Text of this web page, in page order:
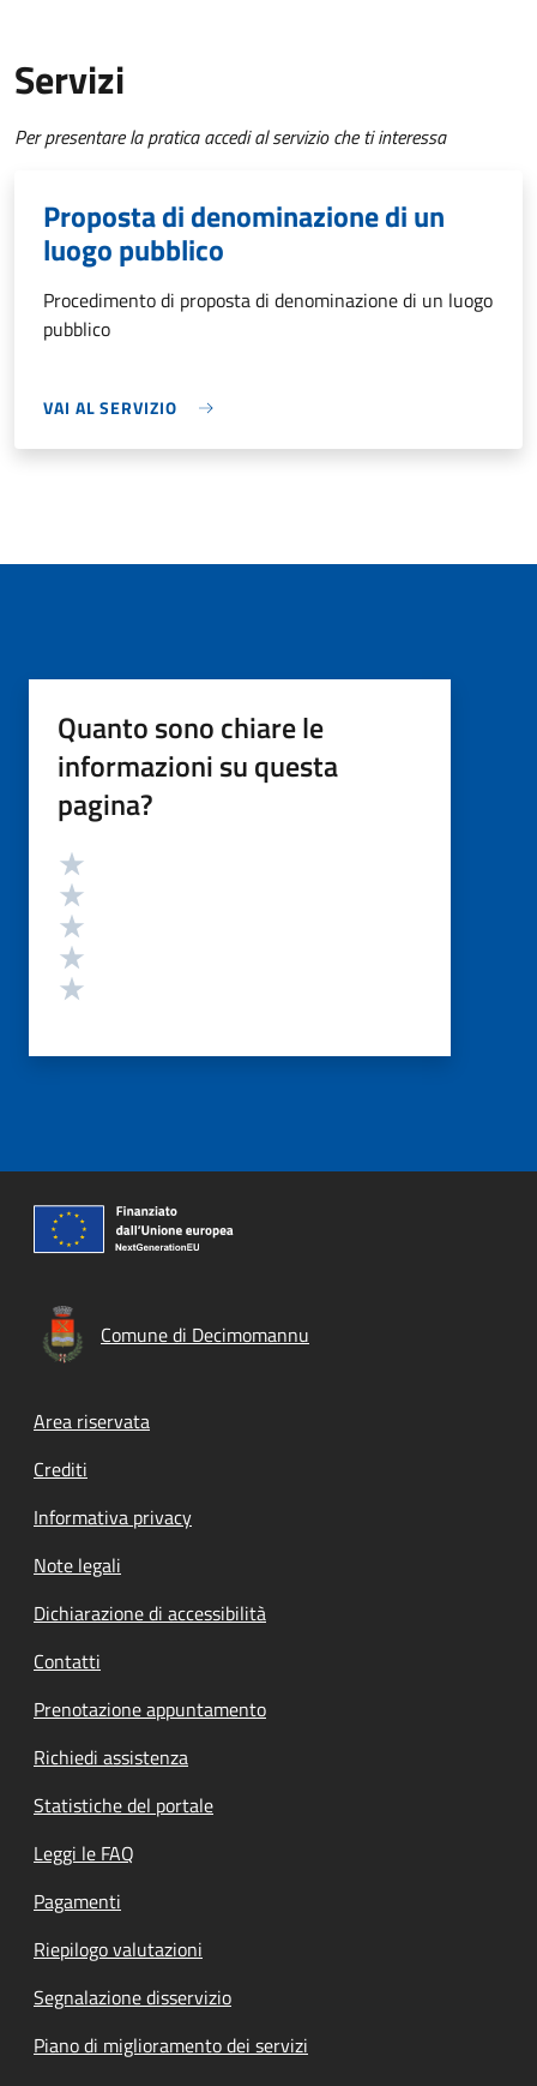
Servizi
Per presentare la pratica accedi al servizio che ti interessa
Proposta di denominazione di un
luogo pubblico
Procedimento di proposta di denominazione di un luogo
pubblico
VAI AL SERVIZIO
Quanto sono chiare le
informazioni su questa
pagina?
Valutazione
Comune di Decimomannu
Footer menu
Area riservata
Crediti
Informativa privacy
Note legali
Dichiarazione di accessibilità
Contatti
Prenotazione appuntamento
Richiedi assistenza
Statistiche del portale
Leggi le FAQ
Pagamenti
Riepilogo valutazioni
Segnalazione disservizio
Piano di miglioramento dei servizi